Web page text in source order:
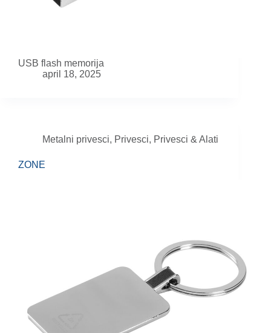
USB flash memorija
april 18, 2025
Metalni privesci, Privesci, Privesci & Alati
ZONE